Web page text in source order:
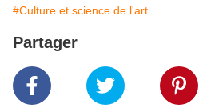
#Culture et science de l'art
Partager